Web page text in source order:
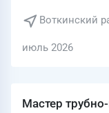
Воткинский
июль 2026
Мастер